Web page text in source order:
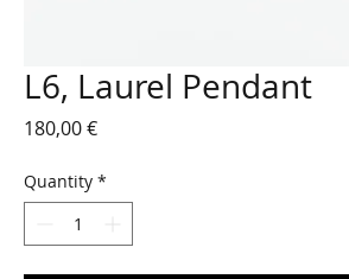
L6, Laurel Pendant
180,00 €Price
Quantity *